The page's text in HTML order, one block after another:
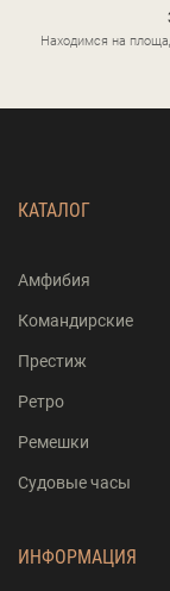
Находимся на
КАТАЛОГ
Амфибия
Командирские
Престиж
Ретро
Ремешки
Судовые часы
ИНФОРМАЦИЯ